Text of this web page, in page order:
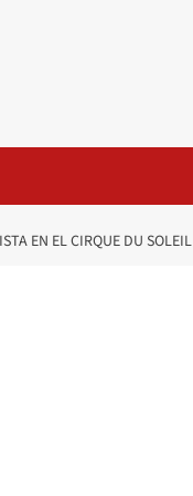
EN EL CIRQUE DU SOLEIL